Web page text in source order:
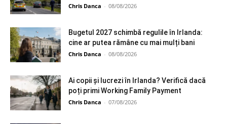
Chris Danca - 08/08/2026
Bugetul 2027 schimbă regulile în Irlanda:
cine ar putea rămâne cu mai mulți bani
Chris Danca - 08/08/2026
Ai copii și lucrezi în Irlanda? Verifică dacă
poți primi Working Family Payment
Chris Danca - 07/08/2026